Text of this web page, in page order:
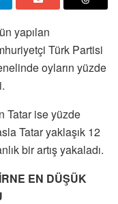
yapılan
Türk Partisi
oyların yüzde
Tatar ise yüzde
Tatar yaklaşık 12
bir artış yakaladı.
EN DÜŞÜK